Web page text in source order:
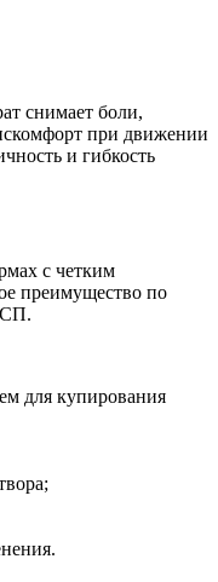
снимает боли,
при движении
и гибкость
с четким
преимущество по
для купирования